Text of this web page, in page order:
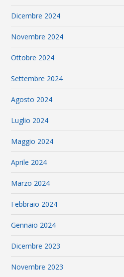
Dicembre 2024
Novembre 2024
Ottobre 2024
Settembre 2024
Agosto 2024
Luglio 2024
Maggio 2024
Aprile 2024
Marzo 2024
Febbraio 2024
Gennaio 2024
Dicembre 2023
Novembre 2023